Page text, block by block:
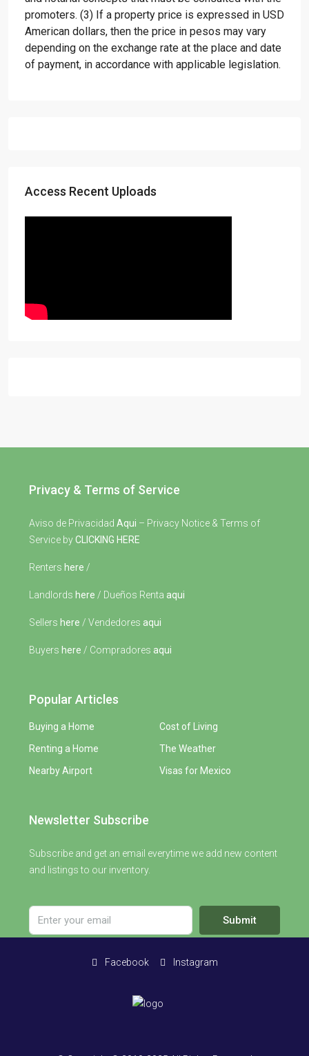
promoters. (3) If a property price is expressed in USD
American dollars, then the price in pesos may vary
depending on the exchange rate at the place and date
of payment, in accordance with applicable legislation.
Access Recent Uploads
Privacy & Terms of Service
Aviso de Privacidad Aqui – Privacy Notice & Terms of
Service byCLICKING HERE
Renters here /
Landlords here / Dueños Renta aqui
Sellers here / Vendedores aqui
Buyers here / Compradores aqui
Popular Articles
Buying a Home
Renting a Home
Nearby Airport
Cost of Living
The Weather
Visas for Mexico
Newsletter Subscribe
Subscribe and get an email everytime we add new content
and listings to our inventory.
Submit
Facebook Instagram